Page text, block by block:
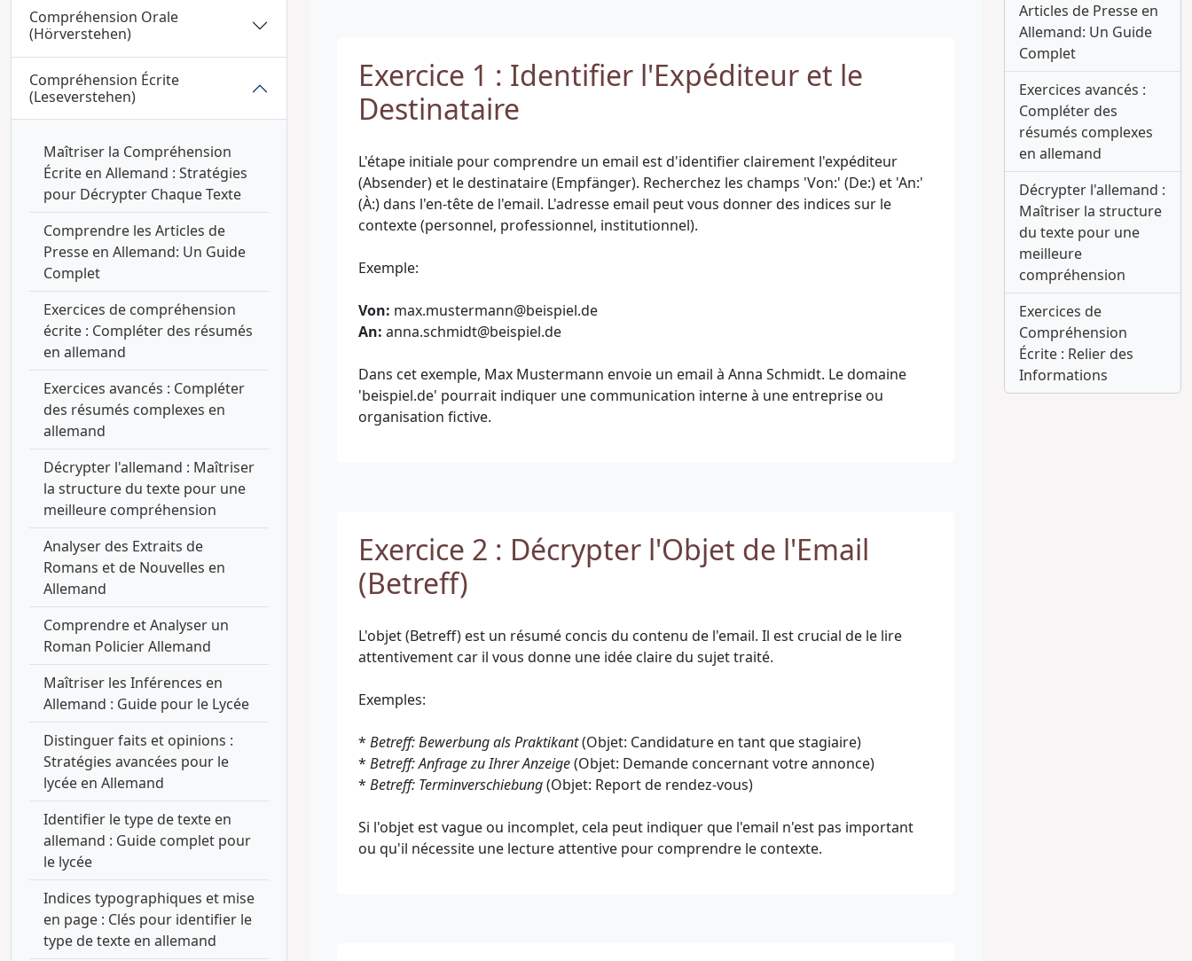
Compréhension Orale
(Hörverstehen)
Compréhension Écrite
(Leseverstehen)
Maîtriser la Compréhension
Écrite en Allemand : Stratégies
pour Décrypter Chaque Texte
Comprendre les Articles de
Presse en Allemand: Un Guide
Complet
Exercices de compréhension
écrite : Compléter des résumés
en allemand
Exercices avancés : Compléter
des résumés complexes en
allemand
Décrypter l'allemand : Maîtriser
la structure du texte pour une
meilleure compréhension
Analyser des Extraits de
Romans et de Nouvelles en
Allemand
Comprendre et Analyser un
Roman Policier Allemand
Maîtriser les Inférences en
Allemand : Guide pour le Lycée
Distinguer faits et opinions :
Stratégies avancées pour le
lycée en Allemand
Identifier le type de texte en
allemand : Guide complet pour
le lycée
Indices typographiques et mise
en page : Clés pour identifier le
type de texte en allemand
Exercice 1 : Identifier l'Expéditeur et le
Destinataire
L'étape initiale pour comprendre un email est d'identifier clairement l'expéditeur
(Absender) et le destinataire (Empfänger). Recherchez les champs 'Von:' (De:) et 'An:'
(À:) dans l'en-tête de l'email. L'adresse email peut vous donner des indices sur le
contexte (personnel, professionnel, institutionnel).
Exemple:
Von:
An: anna.schmidt@beispiel.de
Dans cet exemple, Max Mustermann envoie un email à Anna Schmidt. Le domaine
'beispiel.de' pourrait indiquer une communication interne à une entreprise ou
Exercice 2 : Décrypter l'Objet de l'Email
(Betreff)
L'objet (Betreff) est un résumé concis du contenu de l'email. Il est crucial de le lire
attentivement car il vous donne une idée claire du sujet traité.
Exemples:
* Betreff: Bewerbung als Praktikant(Objet: Candidature en tant que stagiaire)
* Betreff: Anfrage zu Ihrer Anzeige(Objet: Demande concernant votre annonce)
* Betreff: Terminverschiebung(Objet: Report de rendez-vous)
Si l'objet est vague ou incomplet, cela peut indiquer que l'email n'est pas important
Articles de Presse en
Allemand: Un Guide
Complet
Exercices avancés :
Compléter des
résumés complexes
en allemand
Décrypter l'allemand :
Maîtriser la structure
du texte pour une
meilleure
compréhension
Exercices de
Compréhension
Écrite : Relier des
Informations